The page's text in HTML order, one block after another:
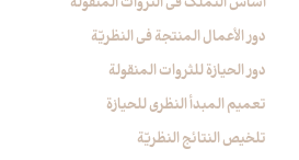
دور الأعمال المنتجة في النظريّة
دور الحيازة للثروات المنقولة
تعميم المبدأ النظري للحيازة
تلخيص النتائج النظريّة